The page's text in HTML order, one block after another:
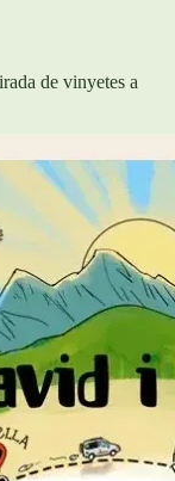
de vinyetes a